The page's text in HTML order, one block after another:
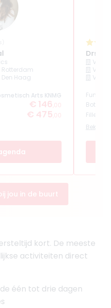
Rotterdam
Haag
Arts KNMG
€ 146 ,00
€ 475 ,00
Drs.
Van
Van
Van
Functie
Botox
Filler
Bekijk
jou in de buurt
kort. De meeste
activiteiten direct
één tot drie dagen